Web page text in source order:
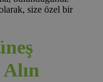
size özel bir